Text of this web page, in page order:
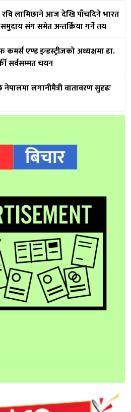
रवि लामिछाने आज देखि पाँचदिने भारत
संग समेत अन्तर्क्रिया गर्ने तय
एण्ड इन्डस्ट्रीजको अध्यक्षमा डा.
सर्वसम्मत चयन
लगानीमैत्री वातावरण सुदृढः